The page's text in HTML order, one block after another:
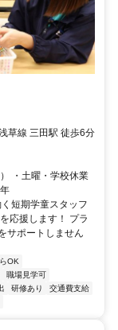
草線 三田駅 徒歩6分
・土曜・学校休業
短期学童スタッフ
応援します！ プラ
サポートしません
OK
職場見学可
研修あり
交通費支給